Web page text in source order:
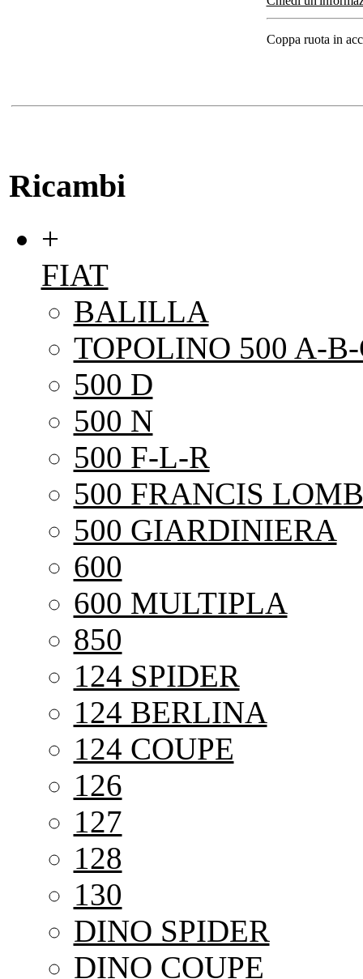
Coppa ruota in
Ricambi
+
FIAT
BALILLA
TOPOLINO 500 A-
500 D
500 N
500 F-L-R
500 FRANCIS
500 GIARDINIERA
600
600 MULTIPLA
850
124 SPIDER
124 BERLINA
124 COUPE
126
127
128
130
DINO SPIDER
DINO COUPE